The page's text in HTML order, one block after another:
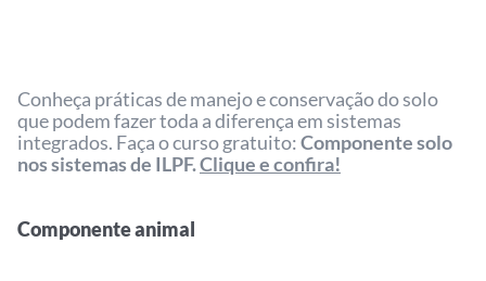
Conheça práticas de manejo e conservação do solo
que podem fazer toda a diferença em sistemas
integrados. Faça o curso gratuito:Componente solo
nos sistemas de ILPF.Clique e confira!
Componente animal